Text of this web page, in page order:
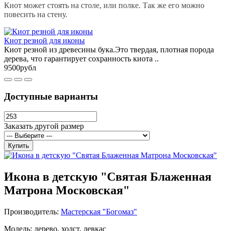
Киот может стоять на столе, или полке. Так же его можно
повесить на стену.
Киот резной для иконы
Киот резной из древесины бука.Это твердая, плотная порода
дерева, что гарантирует сохранность киота ..
9500рубл
Доступные варианты
Заказать другой размер
Купить
Икона в детскую "Святая Блаженная
Матрона Московская"
Производитель: Мастерская "Богомаз"
Модель: дерево, холст, левкас